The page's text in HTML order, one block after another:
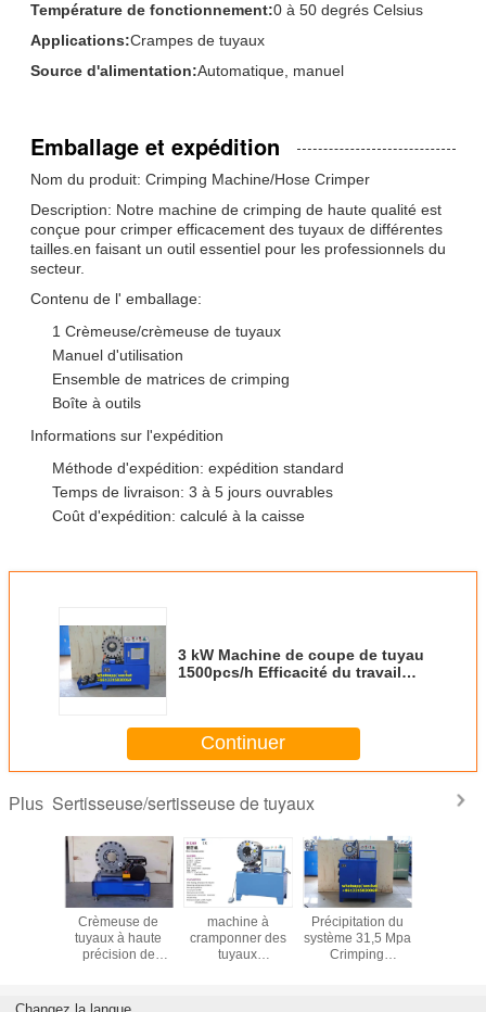
Température de fonctionnement:0 à 50 degrés Celsius
Applications:Crampes de tuyaux
Source d'alimentation:Automatique, manuel
Emballage et expédition
Nom du produit: Crimping Machine/Hose Crimper
Description: Notre machine de crimping de haute qualité est
conçue pour crimper efficacement des tuyaux de différentes
tailles.en faisant un outil essentiel pour les professionnels du
secteur.
Contenu de l' emballage:
1 Crèmeuse/crèmeuse de tuyaux
Manuel d'utilisation
Ensemble de matrices de crimping
Boîte à outils
Informations sur l'expédition
Méthode d'expédition: expédition standard
Temps de livraison: 3 à 5 jours ouvrables
Coût d'expédition: calculé à la caisse
3 kW Machine de coupe de tuyau
1500pcs/h Efficacité du travail
Continuer
Plus Sertisseuse/sertisseuse de tuyaux
dépôt
Crèmeuse de
tuyaux à haute
précision de
hydraulique de
machine à
cramponner des
tuyaux
Précipitation du
système 31,5 Mpa
Crimping